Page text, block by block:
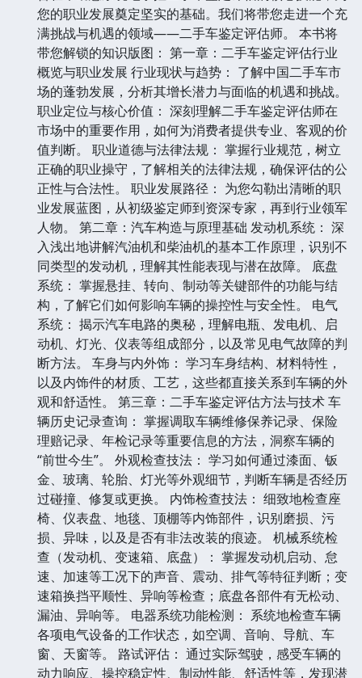
您的职业发展奠定坚实的基础。我们将带您走进一个充
满挑战与机遇的领域——二手车鉴定评估师。 本书将
带您解锁的知识版图： 第一章：二手车鉴定评估行业
概览与职业发展 行业现状与趋势： 了解中国二手车市
场的蓬勃发展，分析其增长潜力与面临的机遇和挑战。
职业定位与核心价值： 深刻理解二手车鉴定评估师在
市场中的重要作用，如何为消费者提供专业、客观的价
值判断。 职业道德与法律法规： 掌握行业规范，树立
正确的职业操守，了解相关的法律法规，确保评估的公
正性与合法性。 职业发展路径： 为您勾勒出清晰的职
业发展蓝图，从初级鉴定师到资深专家，再到行业领军
人物。 第二章：汽车构造与原理基础 发动机系统： 深
入浅出地讲解汽油机和柴油机的基本工作原理，识别不
同类型的发动机，理解其性能表现与潜在故障。 底盘
系统： 掌握悬挂、转向、制动等关键部件的功能与结
构，了解它们如何影响车辆的操控性与安全性。 电气
系统： 揭示汽车电路的奥秘，理解电瓶、发电机、启
动机、灯光、仪表等组成部分，以及常见电气故障的判
断方法。 车身与内外饰： 学习车身结构、材料特性，
以及内饰件的材质、工艺，这些都直接关系到车辆的外
观和舒适性。 第三章：二手车鉴定评估方法与技术 车
辆历史记录查询： 掌握调取车辆维修保养记录、保险
理赔记录、年检记录等重要信息的方法，洞察车辆的
“前世今生”。 外观检查技法： 学习如何通过漆面、钣
金、玻璃、轮胎、灯光等外观细节，判断车辆是否经历
过碰撞、修复或更换。 内饰检查技法： 细致地检查座
椅、仪表盘、地毯、顶棚等内饰部件，识别磨损、污
损、异味，以及是否有非法改装的痕迹。 机械系统检
查（发动机、变速箱、底盘）： 掌握发动机启动、怠
速、加速等工况下的声音、震动、排气等特征判断；变
速箱换挡平顺性、异响等检查；底盘各部件有无松动、
漏油、异响等。 电器系统功能检测： 系统地检查车辆
各项电气设备的工作状态，如空调、音响、导航、车
窗、天窗等。 路试评估： 通过实际驾驶，感受车辆的
动力响应、操控稳定性、制动性能、舒适性等，发现潜